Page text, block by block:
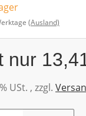
(Ausland)
nur
USt. , zzgl.